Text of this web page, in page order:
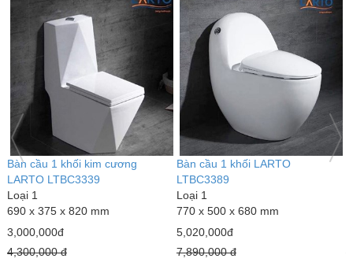
Bàn cầu 1 khối kim cương
LARTO LTBC3339
Loại 1
690 x 375 x 820 mm
3,000,000đ
4,300,000 đ
Bàn cầu 1 khối LARTO
LTBC3389
Loại 1
770 x 500 x 680 mm
5,020,000đ
7,890,000 đ